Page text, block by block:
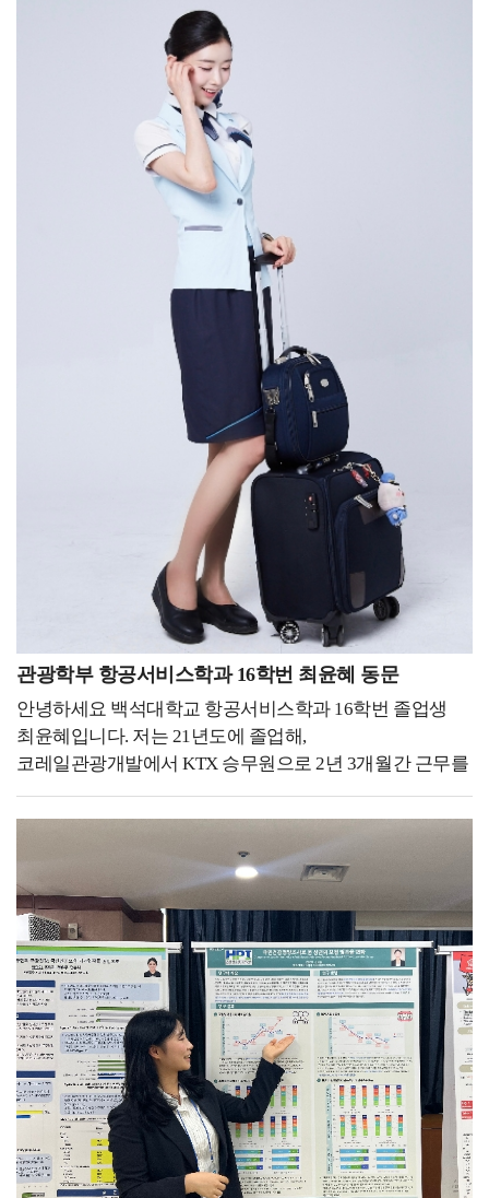
덕분에 저는 제가 하고 싶었던 안경원을 운영하고 있으며
모교에서 강의도 하고 있습니다.기회를 잡기 위해서
꾸준히 준비하고 있는다면 우연히 찾아오는 기회를 놓치지
않고 잡을 수 있을 거라고 생각합니다.
큰 도움이 되었습니다. 물리치료학과에서는 임상실습을
8주간, 총 2번 진행하고 있습니다. 실습지는 대학병원부터
종합병원, 재활병원, 요양병원 등으로 다양한데 저는
대학병원, 재활병원에서 실습하며 다양한 분야를
경험하고, 환자분들과 소통하는 태도와 마음가짐을
직접적으로 배울 수 있었습니다. 미래에 몸담고 싶은
분야를 아직 결정하지 못했다면, 다양한 현장을 보고 느낄
수 있는 병원에서 실습을 하며 임상을 경험하고 병원
시스템의 구조를 이해하면 좋을 것 같습니다.그리고 교내
축제나 동아리 활동으로 대학 생활을 즐길 수 있는 요소를
찾아 의미 있는 추억도 만들고, 후회 없는 대학 생활을
보내셨으면 좋겠습니다. 학교 공지나 소식도 수시로
확인하여 자신에게 실질적으로 도움이 될 수 있는 정보를
찾는 것이 도움이 될 것이라고 생각합니다. 어떤 진로를
선택하든, 최선을 다해 자신의 열정을 발휘하여 사회에
선한 영향력을 제공하는 분들이 될 수 있기를
응원하겠습니다. 다양한 자리에서 좋은 인연으로
만나뵈었으면 좋겠습니다, 감사합니다.
받고, 저도 해외여행을 많이 하면서 어떤 직업이 사람들도
많이 만나고 해외여행도 자유롭게 다닐 수 있을까? 라고
생각했을 때 아무래도 객실 승무원이 가장 적합한
직업이라는 생각이 들었습니다. 백녹담 : 본인의 현재
직장과 직무에 대해 간단하게 소개 부탁드립니다. 우성하
동문 : 저는 에어프레미아 주식회사에서 현재 객실
승무원으로 일을 하고 있습니다. 백녹담 : 에어프레미아
주식회사, 많은 분들에게 생소하게 느껴지실 수도 있을 것
같은데요. 우성하 동문 : 네. 에어프레미아 주식회사는 국내
항공사인데 이번에 새로 생겼습니다. 생긴 지 얼마 되지
않았고, 중장거리만 가는 사업 모델이기 때문에 애초에
국내선은 아예 없고 전부 다 미주노선이나 유럽 2쪽으로
많이 갑니다. 그래서 어학이나 글로벌 마인드에 굉장히
적합한 인재들을 채용해서 좋은 기회로 일하고 있다고
생각합니다. 백녹담 : 미주나 유럽 노선 쪽으로 비행기
타시면서 기내에서 많은 시간을 보내고 계시겠네요. 일을
하면서 힘드신 점은 없으신가요? 우성하 동문 : 사실 생긴
지 얼마 안 된 회사고 스타트업을 베이스로 시작한
회사입니다. 항공사에서 가장 힘든 게 무엇이냐고
물어본다면 시니어리티 가 강한 사내 문화라고
생각하는데요. 일단 저희 회사는 시니어리티가 굉장히
없는 편입니다. 자유로운 분위기 속에서 신입들도 궁금한
게 있으면 확실히 물어보고, 개인 의견을 주장할 수
있습니다. 그리고 스테이 가서도 다 같이 이동하지 않고
개인 시간도 자유롭게 가질 수 있어서 이런 문화는 굉장히
좋은 것 같습니다. 하지만, 아무래도 장거리 노선이
위주이기 때문에 시차 적응과 같은 부분은 어렵다고
생각합니다. 백녹담 : 이와 같은 직장에 다니기 위해서 어떤
진행하는 청해진 프로그램에서 청해진 5기로 미국에 있는
어번 호텔에 다녀왔습니다. 이제 거기서 프론 데스크
슈퍼바이저로 일을 하면서 해외 경험을 다양하게 쌓을 수
있었고, 그리고 다녀와서는 바로 어학 성적으로 토익
935점을 달성했습니다. 또한, 오픽 AL, 커피 바리스타 2급,
와인 소믈리에, 심폐소생술, 태권도 2단 등 다양한
자격증을 취득하며 미래를 준비하였습니다. 백녹담 :
청해진 프로그램을 통해 해외에 다녀오셨던 경험이 나중에
취업할 때도 굉장히 좋은 스펙으로 작용했을 것 같습니다.
어떻게 해서 신청하게 되셨는지도 함께 말씀
부탁드립니다. 우성하 동문 : 네. 문화적인 경험도 많이
쌓고, 해외에서 일하고 왔다는 것 자체가 큰 메리트였던 것
관광학부 항공서비스학과 16학번 최윤혜 동문
안녕하세요 백석대학교 항공서비스학과 16학번 졸업생
최윤혜입니다. 저는 21년도에 졸업해,
코레일관광개발에서 KTX 승무원으로 2년 3개월간 근무를
하다가현재 대한항공 객실승무원 직무에 최종합격하여
교육을 받고있습니다. 저는 대학생 때 항상 도전 하는
학생이었습니다.백석대학교 홍보대사에 도전해 전국 6월
모의고사에도 실려보고, 항공과를 희망하는
고등학생들에게 꿈이 되어도 보고,항공서비스학과
임원활동을 하며 직접 행사를 기획 및 진행 해보고,태권도
단증 취득을 위해 학교를 마치고 초등학생들과 함께
도장에서 수련을 받기도 했어요.또 미인대회에 나가서
대상을 수상을 하기도 했고,서비스경력을 쌓기위해 백화점
안내데스크에서 1년간 경력을 쌓기도 했습니다.이렇게
교내, 대외활동에 끊임없이 도전하고 열심히 참여하면서
느낀 점은 모든 경험은 필연적으로 나에게 좋은 배움이
된다는 것이었습니다.경험은 단순히 자기소개서 이력
1줄에 불과하는 게 아니고, 인생에 있어서 평생 좋은
거름과 양분이 될 거라 믿습니다. 코로나19가 전